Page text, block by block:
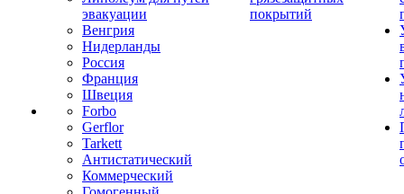
эвакуации
Венгрия
Нидерланды
Россия
Франция
Швеция
Forbo
Gerflor
Tarkett
Антистатический
Коммерческий
покрытий